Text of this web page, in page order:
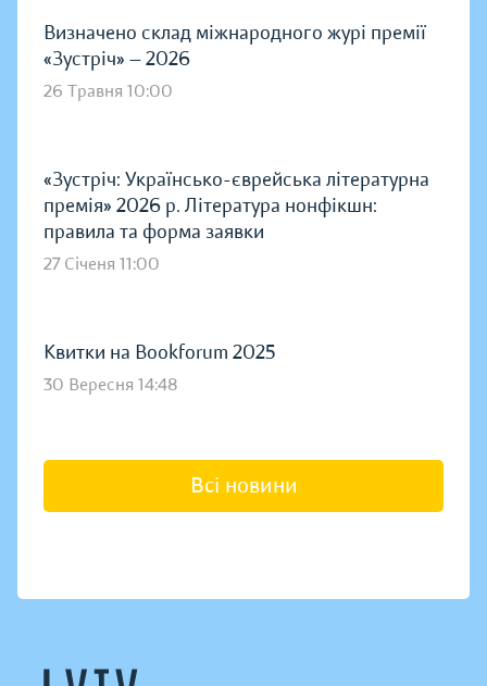
Визначено склад міжнародного журі премії
«Зустріч» — 2026
26 Травня 10:00
«Зустріч: Українсько-єврейська літературна
премія» 2026 р. Література нонфікшн:
правила та форма заявки
27 Січеня 11:00
Квитки на Bookforum 2025
30 Вересня 14:48
Всі новини